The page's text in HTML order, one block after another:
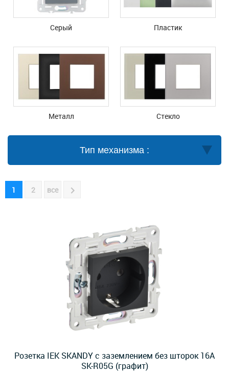
Серый Пластик
Металл Стекло
Тип механизма :
1 2 все
Розетка IEK SKANDY с заземлением без шторок 16А
SK-R05G (графит)